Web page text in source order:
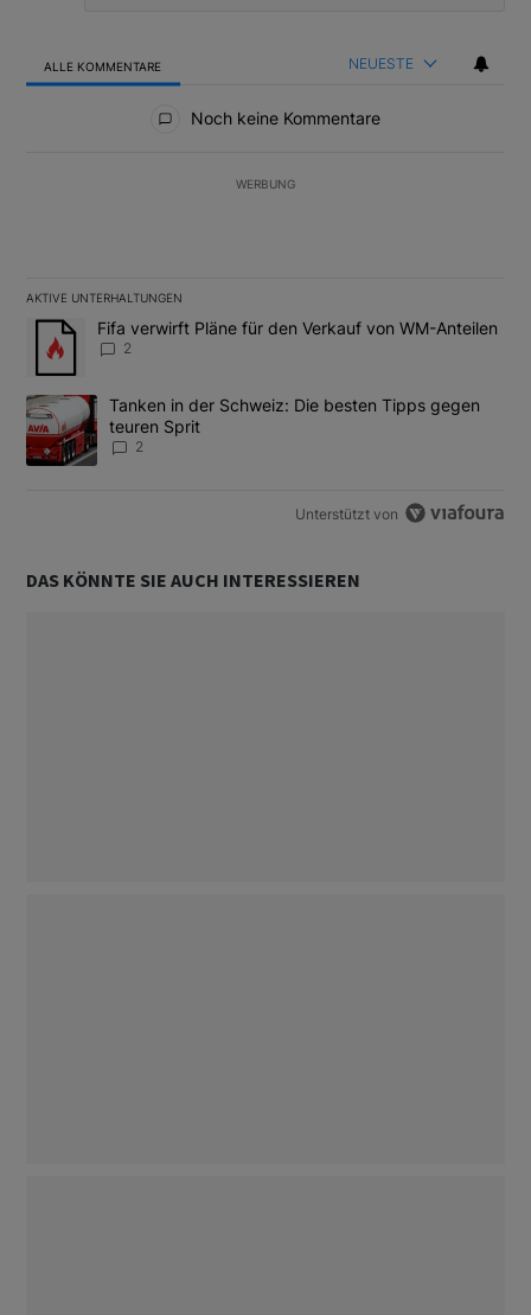
ALLE KOMMENTARE NEUESTE
Noch keine Kommentare
WERBUNG
AKTIVE UNTERHALTUNGEN
Das Folgende ist eine Liste der am meisten kommentierten
Ein Trendartikel mit dem Titel "Fifa verwirft Pläne für den
Fifa verwirft Pläne für den Verkauf von WM-Anteilen
2
Ein Trendartikel mit dem Titel "Tanken in der Schweiz: Die
Tanken in der Schweiz: Die besten Tipps gegen
teuren Sprit
2
Unterstützt von
DAS KÖNNTE SIE AUCH INTERESSIEREN